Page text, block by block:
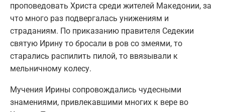
проповедовать Христа среди жителей Македонии, за
что много раз подвергалась унижениям и
страданиям. По приказанию правителя Седекии
святую Ирину то бросали в ров со змеями, то
старались распилить пилой, то ввязывали к
мельничному колесу.
Мучения Ирины сопровождались чудесными
знамениями, привлекавшими многих к вере во